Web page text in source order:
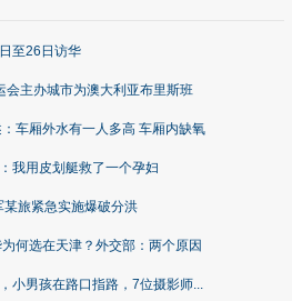
至26日访华
会主办城市为澳大利亚布里斯班
车厢外水有一人多高 车厢内缺氧
我用皮划艇救了一个孕妇
旅紧急实施爆破分洪
何选在天津？外交部：两个原因
小男孩在路口指路，7位摄影师...